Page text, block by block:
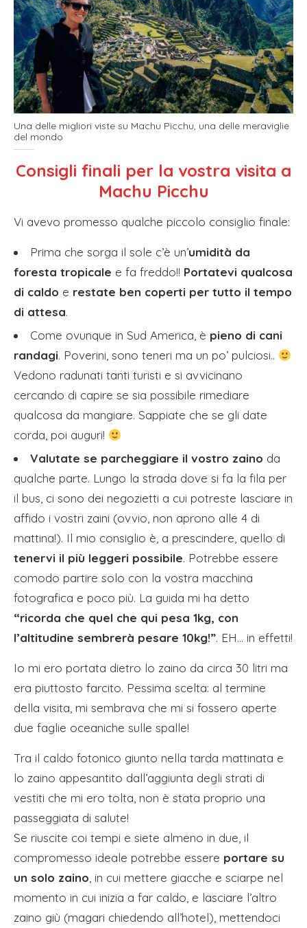
Una delle migliori viste su Machu Picchu, una delle meraviglie
del mondo
Consigli finali per la vostra visita a
Machu Picchu
Vi avevo promesso qualche piccolo consiglio finale:
Prima che sorga il sole c’è un’umidità da
foresta tropicale e fa freddo!! Portatevi qualcosa
di caldo e restate ben coperti per tutto il tempo
di attesa.
Come ovunque in Sud America, è pieno di cani
randagi. Poverini, sono teneri ma un po’ pulciosi..
Vedono radunati tanti turisti e si avvicinano
cercando di capire se sia possibile rimediare
qualcosa da mangiare. Sappiate che se gli date
corda, poi auguri!
Valutate se parcheggiare il vostro zaino da
qualche parte. Lungo la strada dove si fa la fila per
il bus, ci sono dei negozietti a cui potreste lasciare in
affido i vostri zaini (ovvio, non aprono alle 4 di
mattina!). Il mio consiglio è, a prescindere, quello di
tenervi il più leggeri possibile. Potrebbe essere
comodo partire solo con la vostra macchina
fotografica e poco più. La guida mi ha detto
“ricorda che quel che qui pesa 1kg, con
l’altitudine sembrerà pesare 10kg!”. EH… in effetti!
Io mi ero portata dietro lo zaino da circa 30 litri ma
era piuttosto farcito. Pessima scelta: al termine
della visita, mi sembrava che mi si fossero aperte
due faglie oceaniche sulle spalle!
Tra il caldo fotonico giunto nella tarda mattinata e
lo zaino appesantito dall’aggiunta degli strati di
vestiti che mi ero tolta, non è stata proprio una
passeggiata di salute!
Se riuscite coi tempi e siete almeno in due, il
compromesso ideale potrebbe essere portare su
un solo zaino , in cui mettere giacche e sciarpe nel
momento in cui inizia a far caldo, e lasciare l’altro
zaino giù (magari chiedendo all’hotel), mettendoci